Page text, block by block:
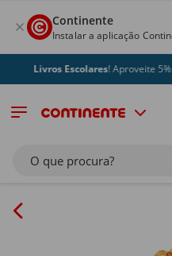
Continente
Instalar a aplicação
Livros Escolares! Aproveite 5%
O que procura?